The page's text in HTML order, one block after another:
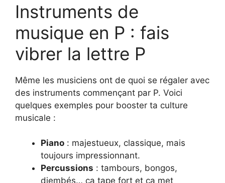
Instruments de
musique en P : fais
vibrer la lettre P
Même les musiciens ont de quoi se régaler avec
des instruments commençant par P. Voici
quelques exemples pour booster ta culture
musicale :
Piano : majestueux, classique, mais
toujours impressionnant.
Percussions : tambours, bongos,
djembés… ça tape fort et ça met